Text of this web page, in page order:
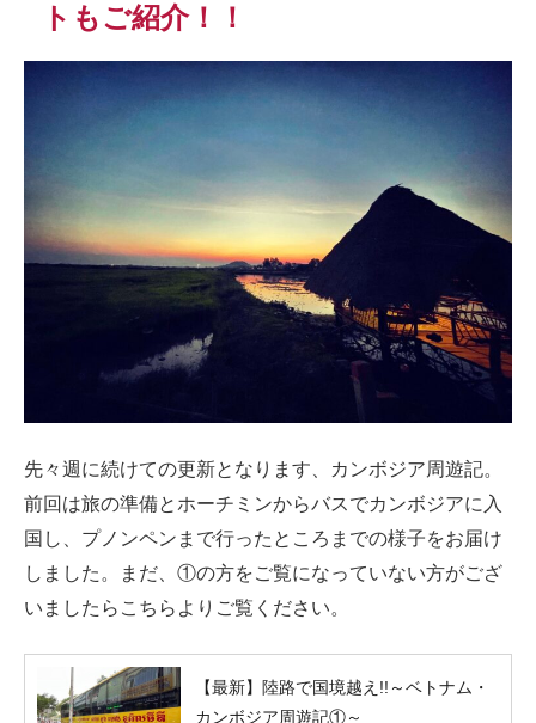
トもご紹介！！
先々週に続けての更新となります、カンボジア周遊記。
前回は旅の準備とホーチミンからバスでカンボジアに入
国し、プノンペンまで行ったところまでの様子をお届け
しました。まだ、①の方をご覧になっていない方がござ
いましたらこちらよりご覧ください。
【最新】陸路で国境越え!!～ベトナム・
カンボジア周遊記①～